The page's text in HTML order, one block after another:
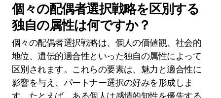
個々の配偶者選択戦略を区別する
独自の属性は何ですか？
個々の配偶者選択戦略は、個人の価値観、社会的
地位、遺伝的適合性といった独自の属性によって
区別されます。これらの要素は、魅力と適合性に
影響を与え、パートナー選択の好みを形成しま